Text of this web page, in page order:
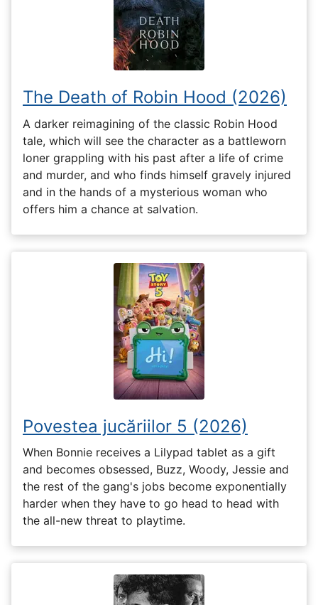
The Death of Robin Hood (2026)
A darker reimagining of the classic Robin Hood
tale, which will see the character as a battleworn
loner grappling with his past after a life of crime
and murder, and who finds himself gravely injured
and in the hands of a mysterious woman who
offers him a chance at salvation.
Povestea jucăriilor 5 (2026)
When Bonnie receives a Lilypad tablet as a gift
and becomes obsessed, Buzz, Woody, Jessie and
the rest of the gang's jobs become exponentially
harder when they have to go head to head with
the all-new threat to playtime.